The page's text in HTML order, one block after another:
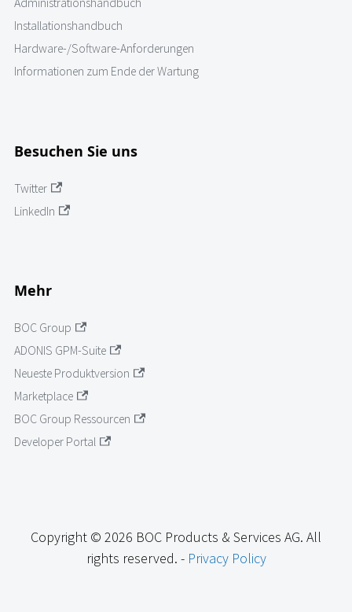
Administrationshandbuch
Installationshandbuch
Hardware-/Software-Anforderungen
Informationen zum Ende der Wartung
Besuchen Sie uns
Twitter
LinkedIn
Mehr
BOC Group
ADONIS GPM-Suite
Neueste Produktversion
Marketplace
BOC Group Ressourcen
Developer Portal
Copyright © 2026 BOC Products & Services AG. All
rights reserved. - Privacy Policy